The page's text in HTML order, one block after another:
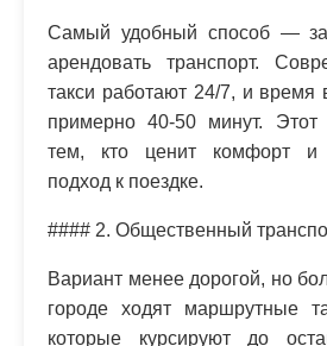
Самый удобный способ —
арендовать транспорт.
такси работают 24/7, и время
примерно 40-50 минут. Этот
тем, кто ценит комфорт и
подход к поездке.
#### 2. Общественный
Вариант менее дорогой, но
городе ходят маршрутные
которые курсируют до